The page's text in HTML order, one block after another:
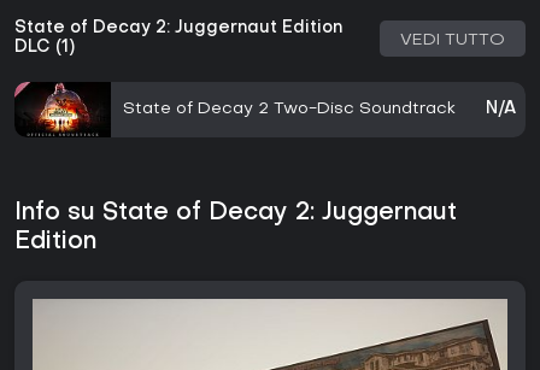
State of Decay 2: Juggernaut Edition
DLC (1)
VEDI TUTTO
State of Decay 2 Two-Disc Soundtrack N/A
Info su State of Decay 2: Juggernaut
Edition